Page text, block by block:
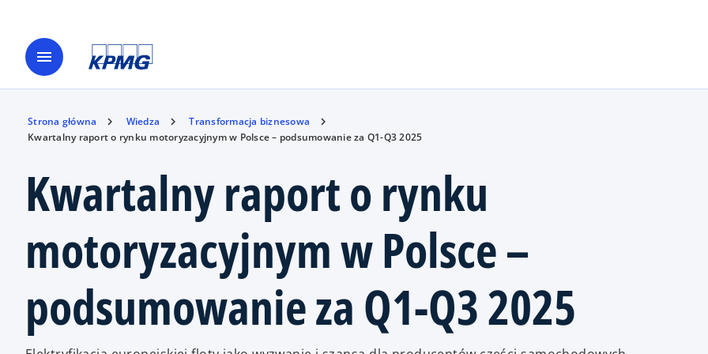
menu
Strona główna Wiedza
Transformacja biznesowa
Kwartalny raport o rynku motoryzacyjnym w Polsce – podsumowanie za Q1-Q3 2025
Kwartalny raport o rynku
motoryzacyjnym w Polsce –
podsumowanie za Q1-Q3 2025